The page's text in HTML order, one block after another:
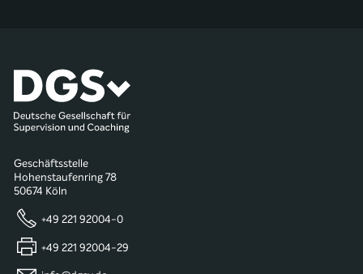
Geschäftsstelle
Hohenstaufenring 78
50674 Köln
+49 221 92004-0
+49 221 92004-29